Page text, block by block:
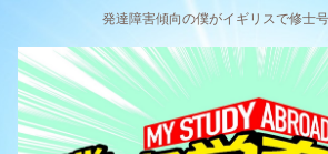
発達障害傾向の僕がイギリスで修士